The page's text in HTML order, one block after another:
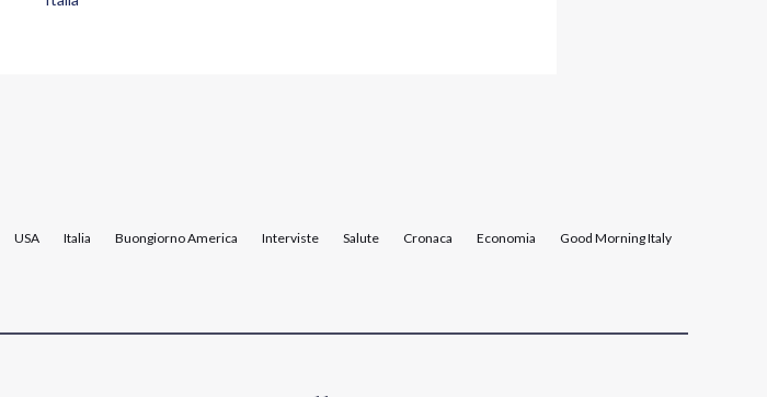
USA Italia Buongiorno America Interviste Salute Cronaca Economia Good Morning Italy